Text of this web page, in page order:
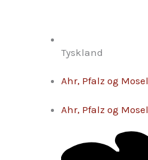
Tyskland
Ahr, Pfalz og Mosel
Ahr, Pfalz og Mosel